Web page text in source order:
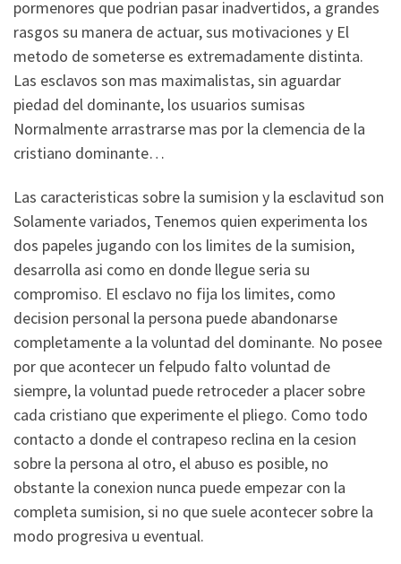
pormenores que podri­an pasar inadvertidos, a grandes
rasgos su manera de actuar, sus motivaciones y El
metodo de someterse es extremadamente distinta.
Las esclavos son mas maximalistas, sin aguardar
piedad del dominante, los usuarios sumisas
Normalmente arrastrarse mas por la clemencia de la
cristiano dominante…
Las caracteristicas sobre la sumision y la esclavitud son
Solamente variados, Tenemos quien experimenta los
dos papeles jugando con los limites de la sumision,
desarrolla asi­ como en donde llegue seri­a su
compromiso. El esclavo no fija los limites, como
decision personal la persona puede abandonarse
completamente a la voluntad del dominante. No posee
por que acontecer un felpudo falto voluntad de
siempre, la voluntad puede retroceder a placer sobre
cada cristiano que experimente el pliego. Como todo
contacto a donde el contrapeso reclina en la cesion
sobre la persona al otro, el abuso es posible, no
obstante la conexion nunca puede empezar con la
completa sumision, si no que suele acontecer sobre la
modo progresiva u eventual.